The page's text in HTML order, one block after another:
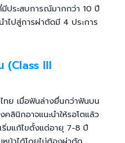
ประสบการณ์มากกว่า 10 ปี
ไปสู่การผ่าตัดมี 4 ประการ
(Class III
ย เมื่อฟันล่างยื่นกว่าฟันบน
คลินิกอาจแนะนำให้รอโตแล้ว
ริ่มแก้ไขตั้งแต่อายุ 7-8 ปี